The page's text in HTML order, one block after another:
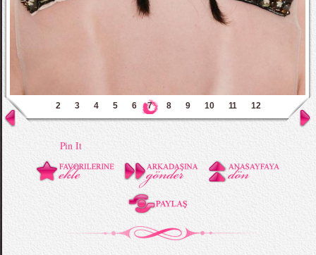
2 3 4 5 6 7 8 9 10 11 12
Pin It